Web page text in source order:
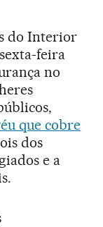
do Interior
feira
no
que cobre
dos
e a